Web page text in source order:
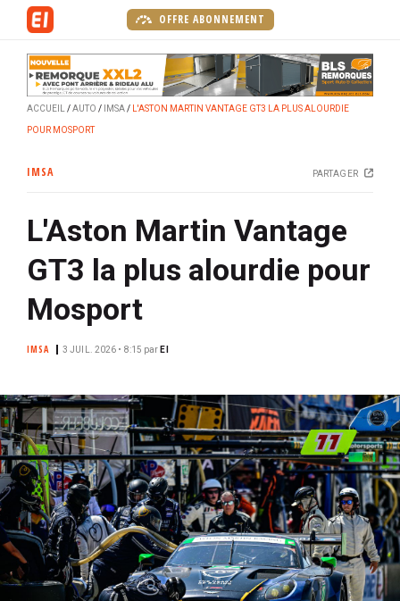
c
i
p
a
l
OFFRE ABONNEMENT
ACCUEIL AUTO IMSA L'ASTON MARTIN VANTAGE GT3 LA PLUS ALOURDIE
POUR MOSPORT
IMSA PARTAGER
L'Aston Martin Vantage
GT3 la plus alourdie pour
Mosport
IMSA 3 JUIL. 2026 • 8:15 par EI